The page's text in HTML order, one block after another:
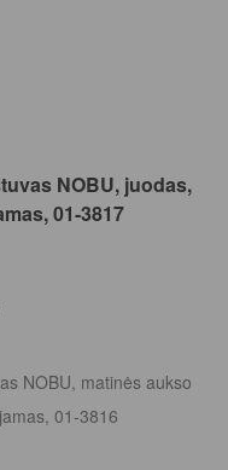
NOBU, juodas,
01-3817